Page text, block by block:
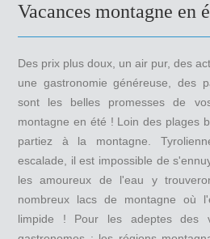
Vacances montagne en
Des prix plus doux, un air pur, des
une gastronomie généreuse, des
sont les belles promesses de
montagne en été ! Loin des plages
partiez à la montagne.
escalade, il est impossible de
les amoureux de l'eau y
nombreux lacs de montagne où
limpide ! Pour les adeptes des